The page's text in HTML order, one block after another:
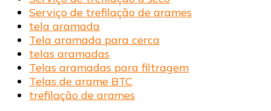
Serviço de trefilação de arames
tela aramada
Tela aramada para cerca
telas aramadas
Telas aramadas para filtragem
Telas de arame BTC
trefilação de arames